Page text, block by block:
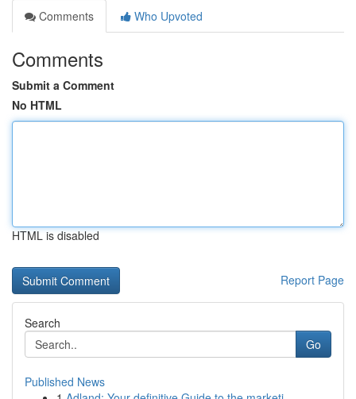
Comments
Who Upvoted
Comments
Submit a Comment
No HTML
HTML is disabled
Report Page
Search
Go
Published News